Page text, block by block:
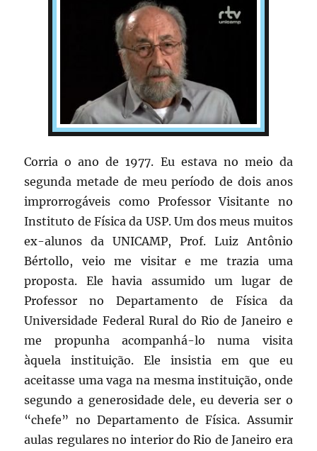
Corria o ano de 1977. Eu estava no meio da
segunda metade de meu período de dois anos
improrrogáveis como Professor Visitante no
Instituto de Física da USP. Um dos meus muitos
ex-alunos da UNICAMP, Prof. Luiz Antônio
Bértollo, veio me visitar e me trazia uma
proposta. Ele havia assumido um lugar de
Professor no Departamento de Física da
Universidade Federal Rural do Rio de Janeiro e
me propunha acompanhá-lo numa visita
àquela instituição. Ele insistia em que eu
aceitasse uma vaga na mesma instituição, onde
segundo a generosidade dele, eu deveria ser o
“chefe” no Departamento de Física. Assumir
aulas regulares no interior do Rio de Janeiro era